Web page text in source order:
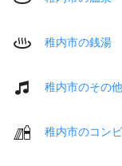
稚内市の銭湯
稚内市のその
稚内市のコン